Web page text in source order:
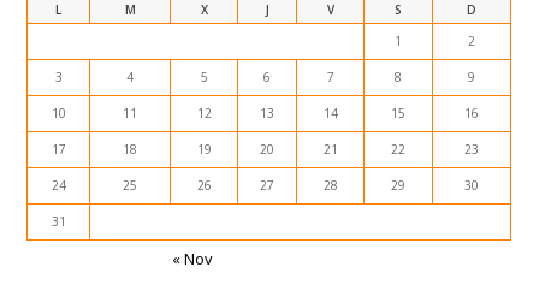
L M X J V S
D
1
2
3 4 5 6 7 8 9
10 11 12 13 14 15 16
17 18 19 20 21 22 23
24 25 26 27 28 29 30
31
« Nov